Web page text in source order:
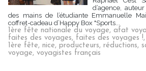
d’agence,
des mains de l’étudiante Emmanuelle
coffret-cadeau d’Happy Box "Sports...
1ère fête nationale du voyage, afat
faites des voyages, faites des voyages !,
1ère fête, nice, producteurs, réductions,
voyage, voyagistes français